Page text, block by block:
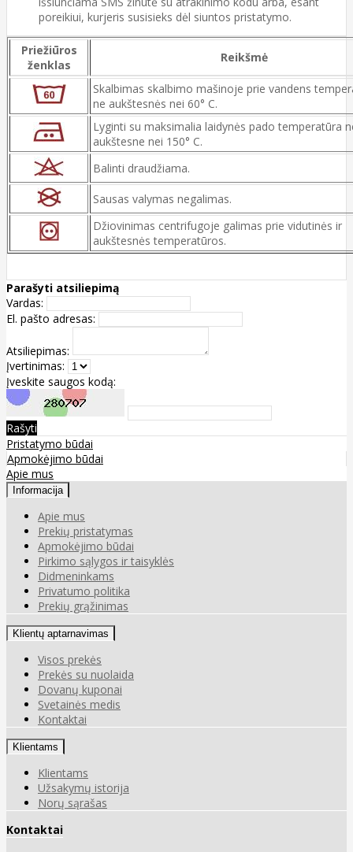
poreikiui, kurjeris susisieks dėl siuntos pristatymo.
Priežiūros
ženklas
Reikšmė
Skalbimas skalbimo mašinoje prie vandens
ne aukštesnės nei 60° C.
Lyginti su maksimalia laidynės pado temperatūra
aukštesne nei 150° C.
Balinti draudžiama.
Sausas valymas negalimas.
Džiovinimas centrifugoje galimas prie vidutinės ir
aukštesnės temperatūros.
Parašyti atsiliepimą
Vardas:
El. pašto adresas:
Atsiliepimas:
Įvertinimas:
Įveskite saugos kodą:
Rašyti
Pristatymo būdai
Apmokėjimo būdai
Apie mus
Informacija
Apie mus
Prekių pristatymas
Apmokėjimo būdai
Pirkimo sąlygos ir taisyklės
Didmeninkams
Privatumo politika
Prekių grąžinimas
Klientų aptarnavimas
Visos prekės
Prekės su nuolaida
Dovanų kuponai
Svetainės medis
Kontaktai
Klientams
Klientams
Užsakymų istorija
Norų sąrašas
Kontaktai